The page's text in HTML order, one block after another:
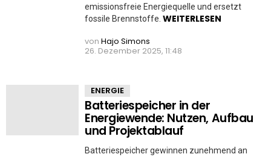
emissionsfreie Energiequelle und ersetzt
fossile Brennstoffe. WEITERLESEN
von Hajo Simons
26. Dezember 2025, 11:48
ENERGIE
Batteriespeicher in der
Energiewende: Nutzen, Aufbau
und Projektablauf
Batteriespeicher gewinnen zunehmend an